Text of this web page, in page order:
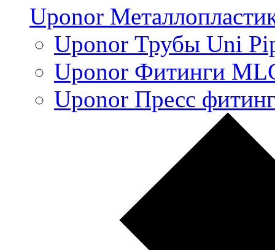
Uponor
Uponor Трубы Uni
Uponor Фитинги
Uponor Пресс